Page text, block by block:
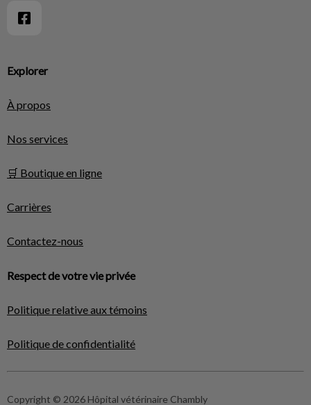
Explorer
À propos
Nos services
🛒 Boutique en ligne
Carrières
Contactez-nous
Respect de votre vie privée
Politique relative aux témoins
Politique de confidentialité
Copyright © 2026 Hôpital vétérinaire Chambly